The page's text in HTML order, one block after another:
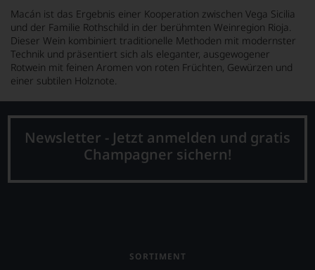
Macán ist das Ergebnis einer Kooperation zwischen Vega Sicilia
und der Familie Rothschild in der berühmten Weinregion Rioja.
Dieser Wein kombiniert traditionelle Methoden mit modernster
Technik und präsentiert sich als eleganter, ausgewogener
Rotwein mit feinen Aromen von roten Früchten, Gewürzen und
einer subtilen Holznote.
Newsletter - Jetzt anmelden und gratis
Champagner sichern!
SORTIMENT